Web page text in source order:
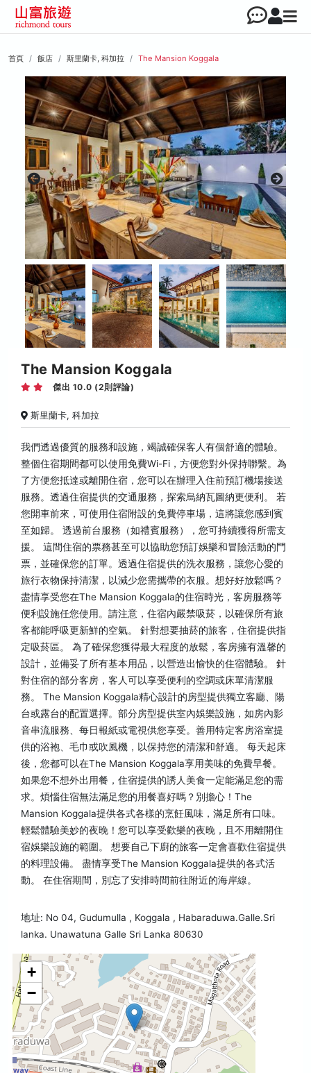
首頁 飯店 斯里蘭卡, 科加拉 The Mansion Koggala
The Mansion Koggala
傑出 10.0 (2則評論)
斯里蘭卡, 科加拉
我們透過優質的服務和設施，竭誠確保客人有個舒適的體驗。
整個住宿期間都可以使用免費Wi-Fi，方便您對外保持聯繫。為
了方便您抵達或離開住宿，您可以在辦理入住前預訂機場接送
服務。透過住宿提供的交通服務，探索烏納瓦圖納更便利。 若
您開車前來，可使用住宿附設的免費停車場，這將讓您感到賓
至如歸。 透過前台服務（如禮賓服務），您可持續獲得所需支
援。 這間住宿的票務甚至可以協助您預訂娛樂和冒險活動的門
票，並確保您的訂單。透過住宿提供的洗衣服務，讓您心愛的
旅行衣物保持清潔，以減少您需攜帶的衣服。想好好放鬆嗎？
盡情享受您在The Mansion Koggala的住宿時光，客房服務等
便利設施任您使用。請注意，住宿內嚴禁吸菸，以確保所有旅
客都能呼吸更新鮮的空氣。 針對想要抽菸的旅客，住宿提供指
定吸菸區。 為了確保您獲得最大程度的放鬆，客房擁有溫馨的
設計，並備妥了所有基本用品，以營造出愉快的住宿體驗。 針
對住宿的部分客房，客人可以享受便利的空調或床單清潔服
務。 The Mansion Koggala精心設計的房型提供獨立客廳、陽
台或露台的配置選擇。部分房型提供室內娛樂設施，如房內影
音串流服務、每日報紙或電視供您享受。善用特定客房浴室提
供的浴袍、毛巾或吹風機，以保持您的清潔和舒適。 每天起床
後，您都可以在The Mansion Koggala享用美味的免費早餐。
如果您不想外出用餐，住宿提供的誘人美食一定能滿足您的需
求。煩惱住宿無法滿足您的用餐喜好嗎？別擔心！The
Mansion Koggala提供各式各樣的烹飪風味，滿足所有口味。
輕鬆體驗美妙的夜晚！您可以享受歡樂的夜晚，且不用離開住
宿娛樂設施的範圍。 想要自己下廚的旅客一定會喜歡住宿提供
的料理設備。 盡情享受The Mansion Koggala提供的各式活
動。 在住宿期間，別忘了安排時間前往附近的海岸線。
地址: No 04, Gudumulla , Koggala , Habaraduwa.Galle.Sri
lanka. Unawatuna Galle Sri Lanka 80630
+
−